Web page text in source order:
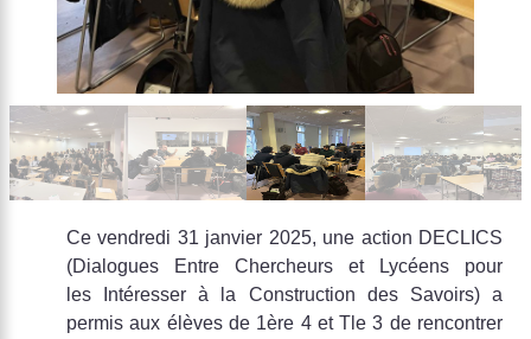
Ce vendredi 31 janvier 2025, une action DECLICS
(Dialogues Entre Chercheurs et Lycéens pour
les Intéresser à la Construction des Savoirs) a
permis aux élèves de 1ère 4 et Tle 3 de rencontrer